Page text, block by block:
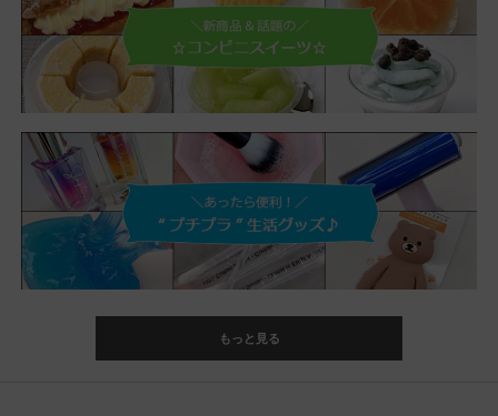
もっと見る